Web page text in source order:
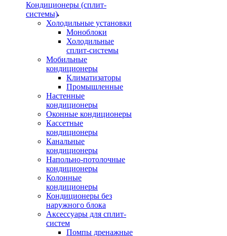
Кондиционеры (сплит-
системы)
Холодильные установки
Моноблоки
Холодильные
сплит-системы
Мобильные
кондиционеры
Климатизаторы
Промышленные
Настенные
кондиционеры
Оконные кондиционеры
Кассетные
кондиционеры
Канальные
кондиционеры
Напольно-потолочные
кондиционеры
Колонные
кондиционеры
Кондиционеры без
наружного блока
Аксессуары для сплит-
систем
Помпы дренажные